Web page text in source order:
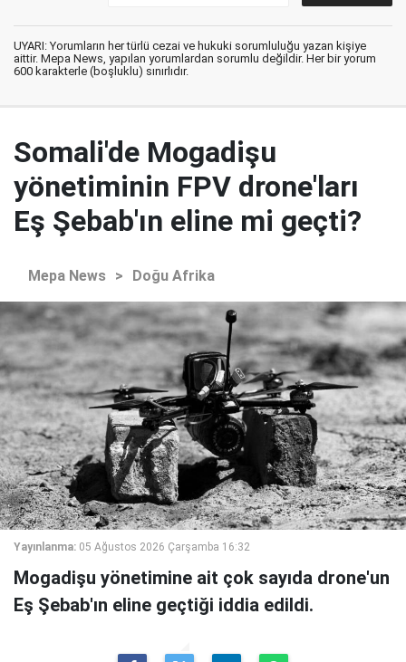
UYARI: Yorumların her türlü cezai ve hukuki sorumluluğu yazan kişiye
aittir. Mepa News, yapılan yorumlardan sorumlu değildir. Her bir yorum
600 karakterle (boşluklu) sınırlıdır.
Somali'de Mogadişu
yönetiminin FPV drone'ları
Eş Şebab'ın eline mi geçti?
Mepa News > Doğu Afrika
Yayınlanma: 05 Ağustos 2026 Çarşamba 16:32
Mogadişu yönetimine ait çok sayıda drone'un
Eş Şebab'ın eline geçtiği iddia edildi.